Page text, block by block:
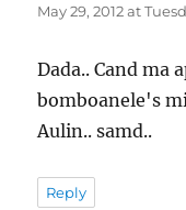
May 29, 2012 at
Dada.. Cand ma
bomboanele's
Aulin.. samd..
Reply